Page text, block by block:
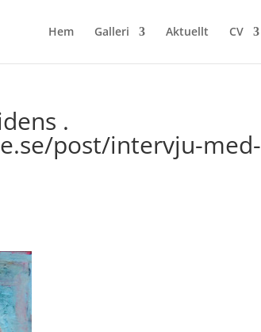
Hem Galleri Aktuellt CV
.
post/intervju-med-